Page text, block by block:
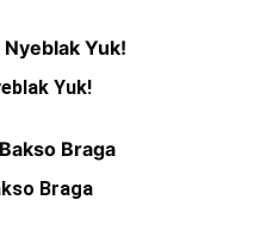
Yuk!
Braga